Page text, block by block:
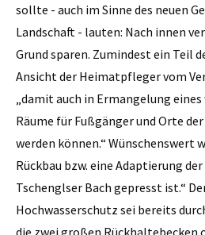
sollte - auch im Sinne des neuen
Landschaft - lauten: Nach innen
Grund sparen. Zumindest ein Teil
Ansicht der Heimatpfleger vom
„damit auch in Ermangelung
Räume für Fußgänger und Orte
werden können.“ Wünschenswert
Rückbau bzw. eine Adaptierung
Tschenglser Bach gepresst ist.“
Hochwasserschutz sei bereits
die zwei großen Rückhaltebecken